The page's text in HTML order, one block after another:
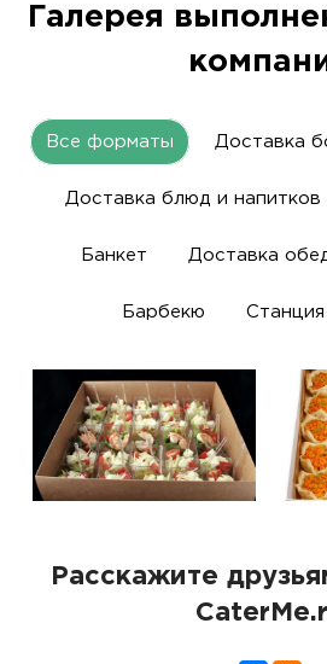
Галерея
Все форматы Доставка
Доставка блюд и напитков
Банкет Доставка
Барбекю
Расскажите